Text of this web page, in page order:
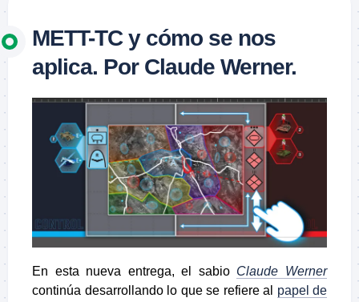
METT-TC y cómo se nos
aplica. Por Claude Werner.
En esta nueva entrega, el sabio Claude Werner
continúa desarrollando lo que se refiere al papel de